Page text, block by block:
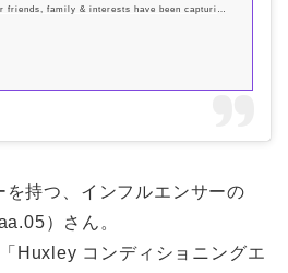
friends, family & interests have been capturing
持つ、インフルエンサーの
）さん。
Huxley コンディショニングエ